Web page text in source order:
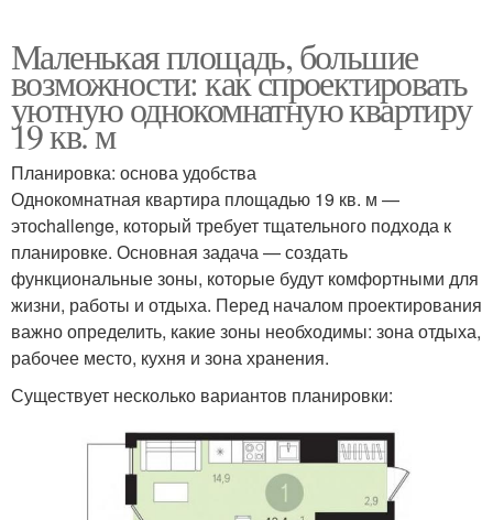
Маленькая площадь, большие
возможности: как спроектировать
уютную однокомнатную квартиру
19 кв. м
Планировка: основа удобства
Однокомнатная квартира площадью 19 кв. м —
этоchallenge, который требует тщательного подхода к
планировке. Основная задача — создать
функциональные зоны, которые будут комфортными для
жизни, работы и отдыха. Перед началом проектирования
важно определить, какие зоны необходимы: зона отдыха,
рабочее место, кухня и зона хранения.
Существует несколько вариантов планировки: